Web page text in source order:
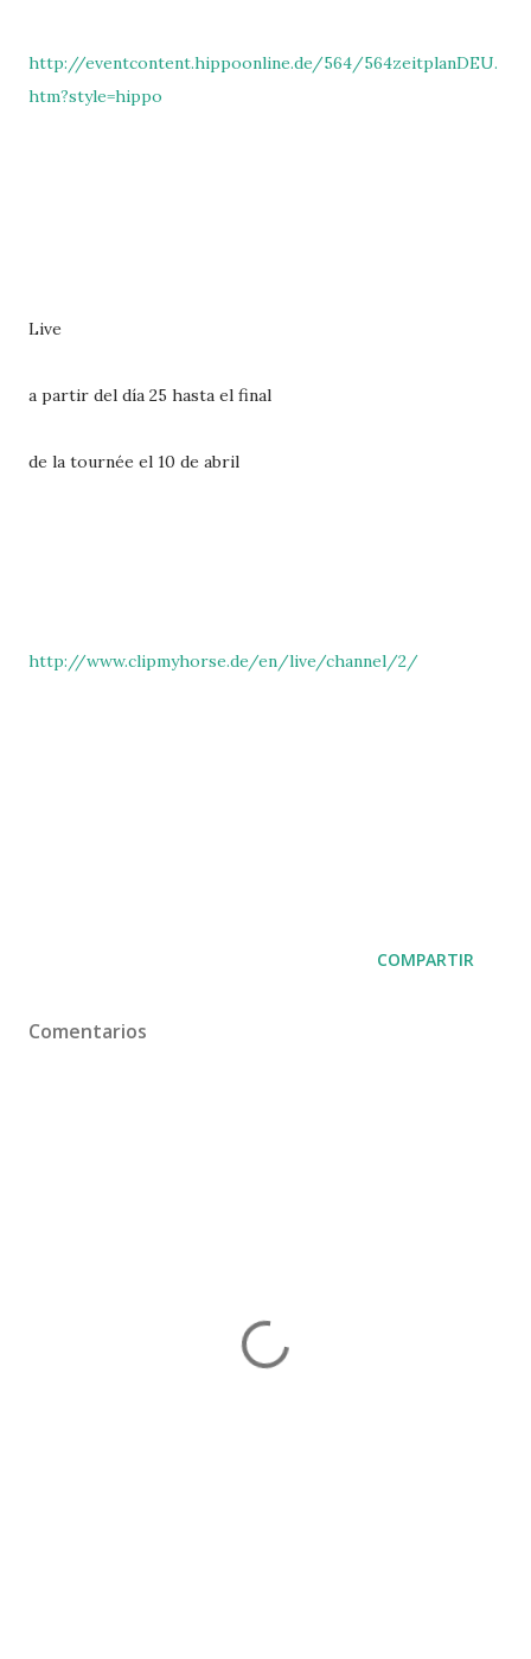
http://eventcontent.hippoonline.de/564/564zeitplanDEU.
htm?style=hippo
Live
a partir del día 25 hasta el final
de la tournée el 10 de abril
http://www.clipmyhorse.de/en/live/channel/2/
COMPARTIR
Comentarios